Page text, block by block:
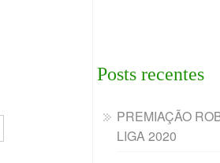
Posts recentes
PREMIAÇÃO
LIGA 2020